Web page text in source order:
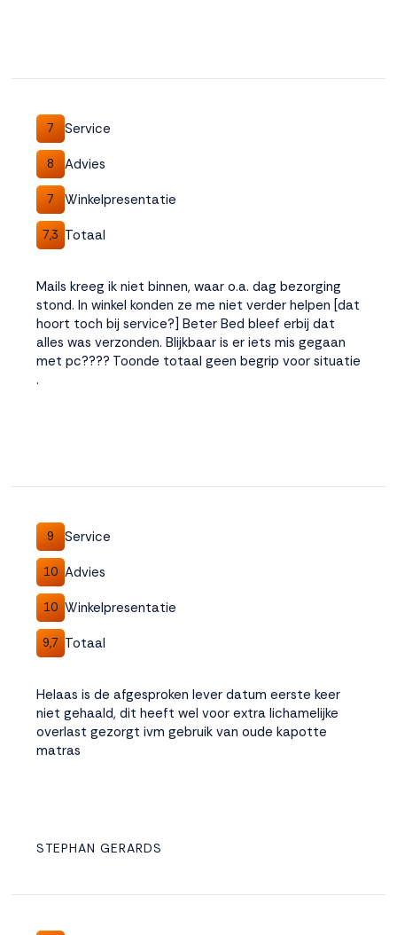
7 Service
8 Advies
7 Winkelpresentatie
7,3 Totaal
Mails kreeg ik niet binnen, waar o.a. dag bezorging
stond. In winkel konden ze me niet verder helpen [dat
hoort toch bij service?] Beter Bed bleef erbij dat
alles was verzonden. Blijkbaar is er iets mis gegaan
met pc???? Toonde totaal geen begrip voor situatie
.
9 Service
10 Advies
10 Winkelpresentatie
9,7 Totaal
Helaas is de afgesproken lever datum eerste keer
niet gehaald, dit heeft wel voor extra lichamelijke
overlast gezorgt ivm gebruik van oude kapotte
matras
STEPHAN GERARDS